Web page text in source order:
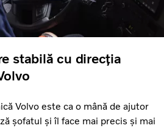
stabilă cu direcția
Volvo este ca o mână de ajutor
șofatul și îl face mai precis și mai